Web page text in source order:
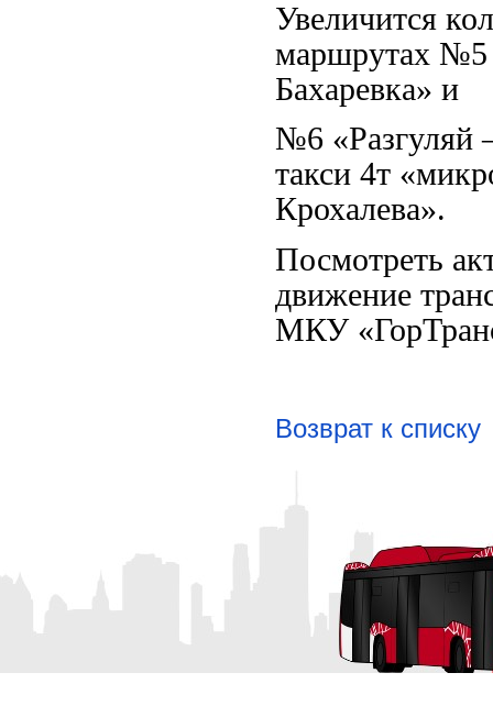
Увеличится
маршрутах №5
Бахаревка» и
№6 «Разгуляй
такси 4т
Крохалева».
Посмотреть
движение
МКУ
Возврат к списку